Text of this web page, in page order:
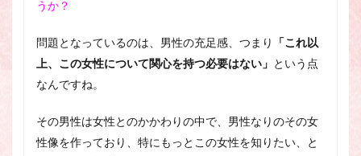
うか？
問題となっているのは、男性の充足感、つまり
「これ以
上、この女性について関心を持つ必要はない」 という点
なんですね。
その男性は女性とのかかわりの中で、男性なりのその女
性像を作っており、特にもっとこの女性を知りたい、と